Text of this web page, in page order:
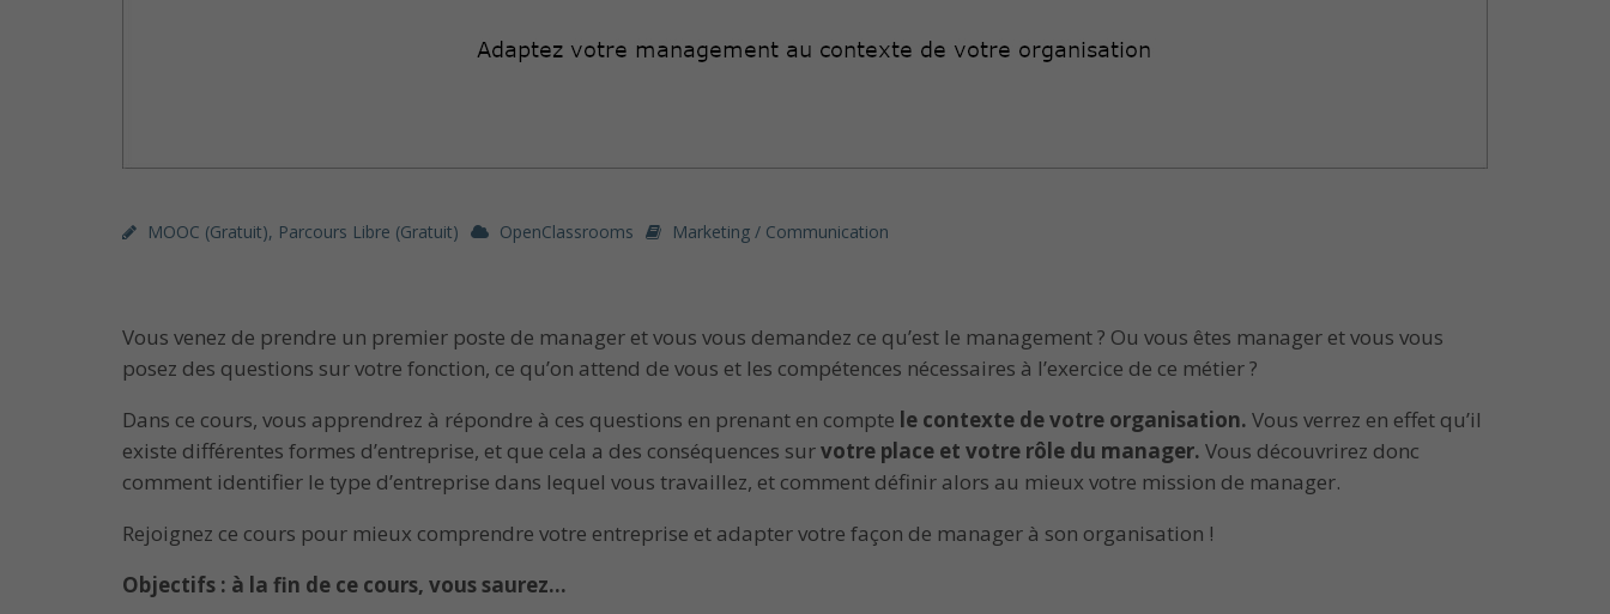
MOOC (gratuit), Parcours Libre (gratuit) OpenClassrooms Marketing / Communication
Vous venez de prendre un premier poste de manager et vous vous demandez ce qu’est le management ? Ou vous êtes manager et vous vous
posez des questions sur votre fonction, ce qu’on attend de vous et les compétences nécessaires à l’exercice de ce métier ?
Dans ce cours, vous apprendrez à répondre à ces questions en prenant en compte le contexte de votre organisation. Vous verrez en effet qu’il
existe différentes formes d’entreprise, et que cela a des conséquences survotre place et votre rôle du manager. Vous découvrirez donc
comment identifier le type d’entreprise dans lequel vous travaillez, et comment définir alors au mieux votre mission de manager.
Rejoignez ce cours pour mieux comprendre votre entreprise et adapter votre façon de manager à son organisation !
Objectifs : à la fin de ce cours, vous saurez…